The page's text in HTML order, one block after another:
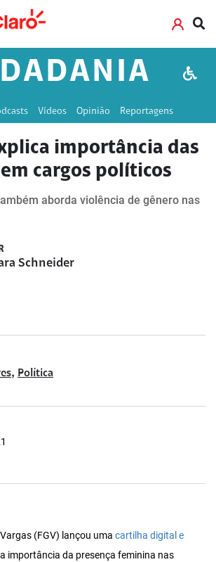
Vídeos Opinião Reportagens
importância das
cargos políticos
aborda violência de gênero nas
Schneider
, Política
(FGV) lançou uma cartilha digital e
importância da presença feminina nas